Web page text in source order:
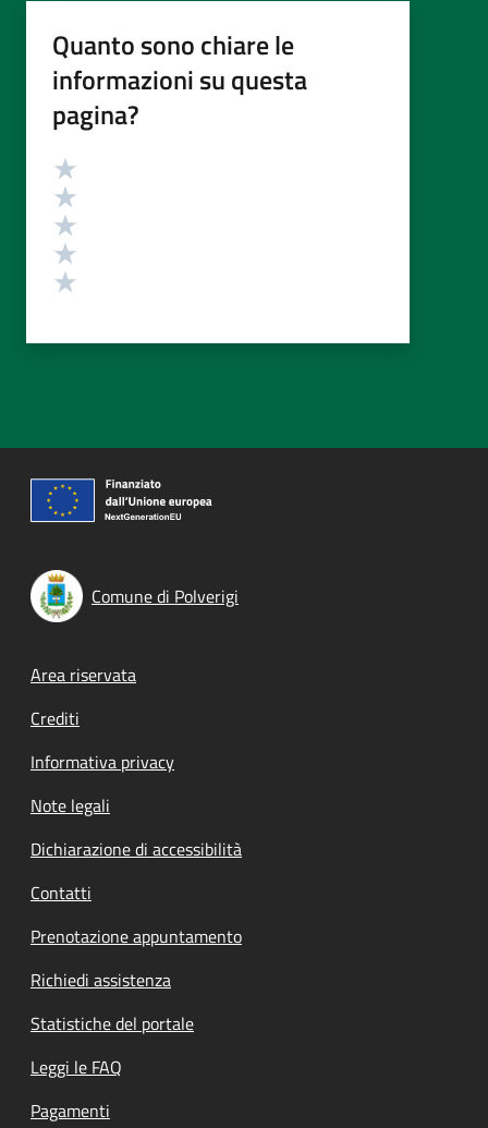
Quanto sono chiare le
informazioni su questa
pagina?
Valutazione
Comune di Polverigi
Footer menu
Area riservata
Crediti
Informativa privacy
Note legali
Dichiarazione di accessibilità
Contatti
Prenotazione appuntamento
Richiedi assistenza
Statistiche del portale
Leggi le FAQ
Pagamenti